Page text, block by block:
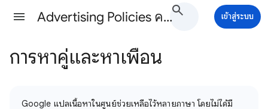
Advertising Policies ความช่วยเหลือ เข้าสู่ระบบ
การหาคู่และหาเพื่อน
Google แปลเนื้อหาในศูนย์ช่วยเหลือไว้หลายภาษา โดยไม่ได้มี